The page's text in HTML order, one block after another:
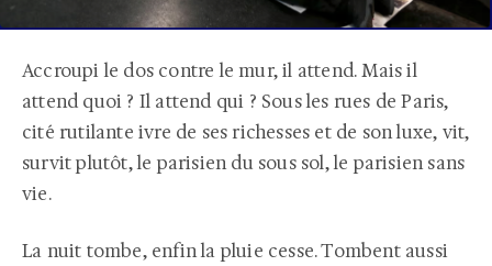
Accroupi le dos contre le mur, il attend. Mais il
attend quoi ? Il attend qui ? Sous les rues de Paris,
cité rutilante ivre de ses richesses et de son luxe, vit,
survit plutôt, le parisien du sous sol, le parisien sans
vie.
La nuit tombe, enfin la pluie cesse. Tombent aussi